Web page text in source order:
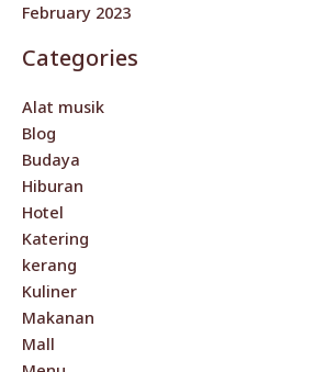
February 2023
Categories
Alat musik
Blog
Budaya
Hiburan
Hotel
Katering
kerang
Kuliner
Makanan
Mall